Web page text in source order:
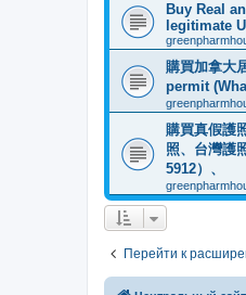
Buy Real
legitimate
購買加拿大
permit
購買真假護
照、台灣護
5912）、
Перейти к